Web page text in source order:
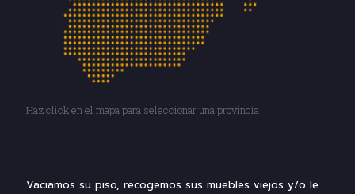
Haz click en el mapa para seleccionar una provincia
Vaciamos su piso, recogemos sus muebles viejos y/o le